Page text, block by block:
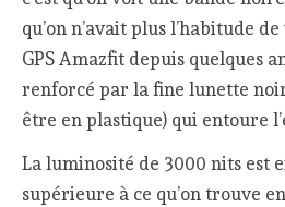
qu’on n’avait plus l’habitude
GPS Amazfit depuis quelques
renforcé par la fine lunette
être en plastique) qui entoure
La luminosité de 3000 nits est
supérieure à ce qu’on trouve